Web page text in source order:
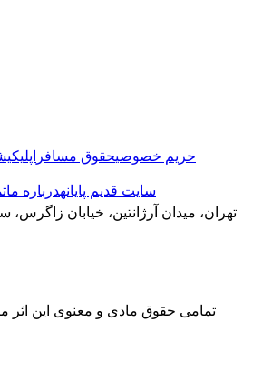
حریم خصوصیحقوق مسافر
سایت قدیم پایانهدرباره ما